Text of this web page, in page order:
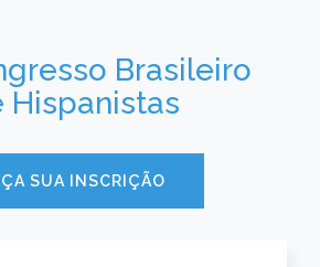
Brasileiro
Hispanistas
SUA INSCRIÇÃO